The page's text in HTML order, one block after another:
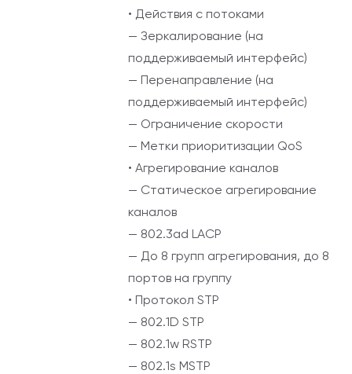
• Действия с потоками
— Зеркалирование (на
поддерживаемый интерфейс)
— Перенаправление (на
поддерживаемый интерфейс)
— Ограничение скорости
— Метки приоритизации QoS
• Агрегирование каналов
— Статическое агрегирование
каналов
— 802.3ad LACP
— До 8 групп агрегирования, до 8
портов на группу
• Протокол STP
— 802.1D STP
— 802.1w RSTP
— 802.1s MSTP